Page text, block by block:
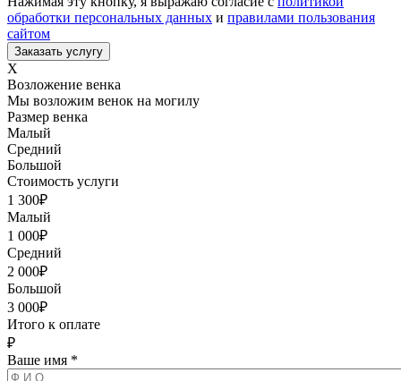
обработки персональных данных и правилами пользования
сайтом
X
Возложение венка
Мы возложим венок на могилу
Размер венка
Малый
Средний
Большой
Стоимость услуги
1 300₽
Малый
1 000₽
Средний
2 000₽
Большой
3 000₽
Итого к оплате
₽
Ваше имя *